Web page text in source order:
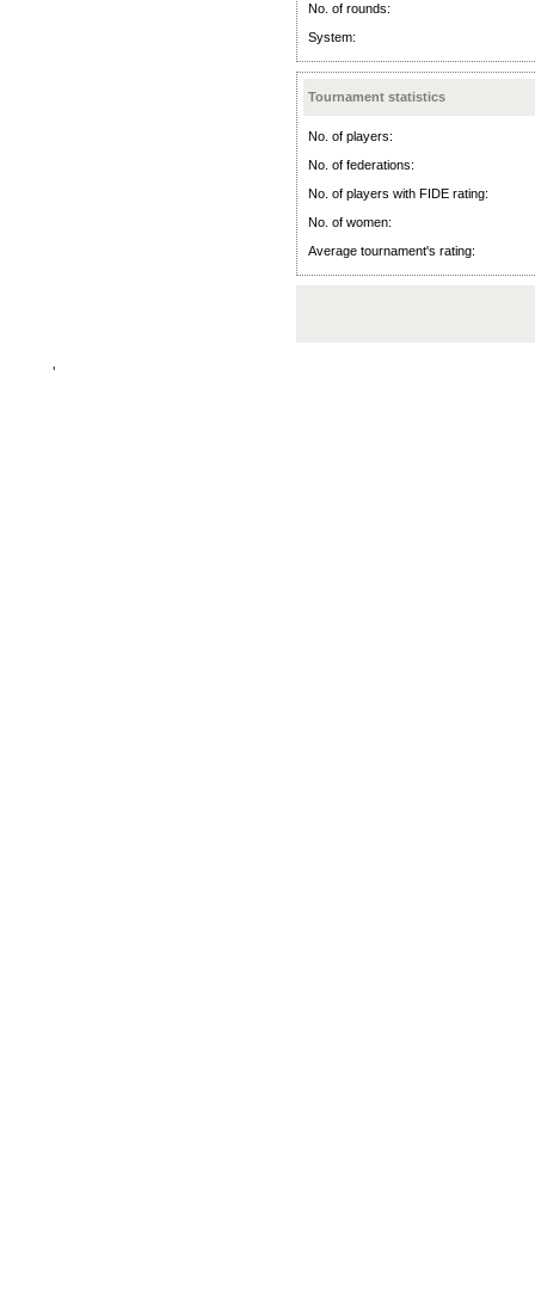
No. of rounds:
System:
Tournament statistics
No. of players:
No. of federations:
No. of players with FIDE rating:
No. of women:
Average tournament's rating:
'